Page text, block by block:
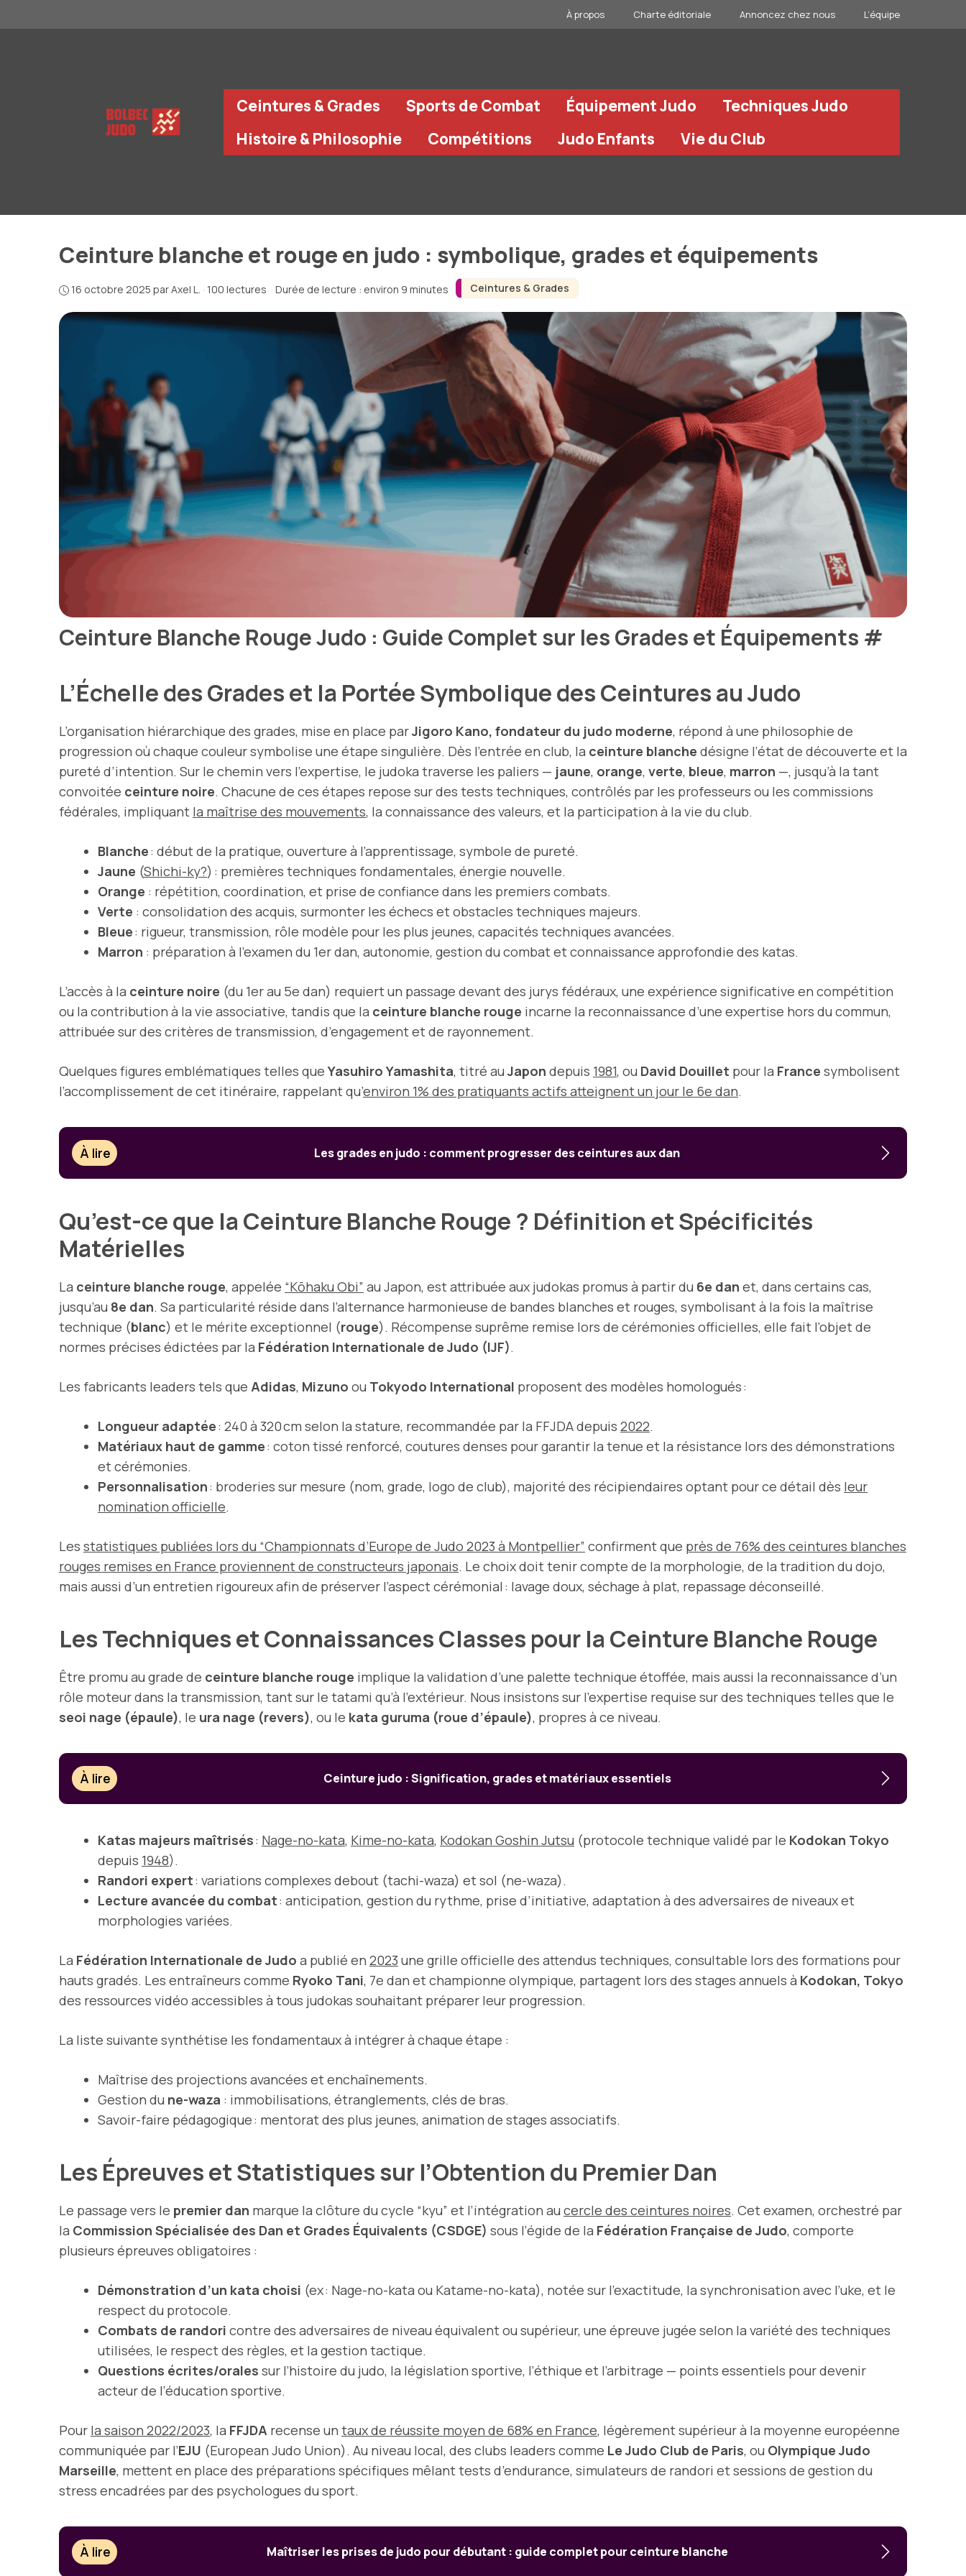
au
À propos Charte éditoriale Annoncez chez nous L’équipe
Ceintures & Grades Sports de Combat Équipement Judo
Techniques Judo
Histoire & Philosophie
Compétitions Judo Enfants Vie du Club
Ceintures & Grades
Ceinture blanche et rouge en judo : symbolique, grades et équipements
16 octobre 2025 parAxel L. · 100 lectures · Durée de lecture : environ 9 minutes
Ceinture Blanche Rouge Judo : Guide Complet sur les Grades et Équipements #
L’Échelle des Grades et la Portée Symbolique des Ceintures au Judo
L’organisation hiérarchique des grades, mise en place parJigoro Kano, fondateur du judo moderne, répond à une philosophie de
progression où chaque couleur symbolise une étape singulière. Dès l’entrée en club, la ceinture blanche désigne l’état de découverte et la
pureté d’intention. Sur le chemin vers l’expertise, le judoka traverse les paliers — jaune, orange, verte, bleue, marron —, jusqu’à la tant
convoitée ceinture noire. Chacune de ces étapes repose sur des tests techniques, contrôlés par les professeurs ou les commissions
fédérales, impliquant la maîtrise des mouvements, la connaissance des valeurs, et la participation à la vie du club.
Blanche: début de la pratique, ouverture à l’apprentissage, symbole de pureté.
Jaune (Shichi-ky?) : premières techniques fondamentales, énergie nouvelle.
Orange : répétition, coordination, et prise de confiance dans les premiers combats.
Verte : consolidation des acquis, surmonter les échecs et obstacles techniques majeurs.
Bleue: rigueur, transmission, rôle modèle pour les plus jeunes, capacités techniques avancées.
Marron : préparation à l’examen du 1er dan, autonomie, gestion du combat et connaissance approfondie des katas.
L’accès à la ceinture noire (du 1er au 5e dan) requiert un passage devant des jurys fédéraux, une expérience significative en compétition
ou la contribution à la vie associative, tandis que la ceinture blanche rouge incarne la reconnaissance d’une expertise hors du commun,
attribuée sur des critères de transmission, d’engagement et de rayonnement.
Quelques figures emblématiques telles queYasuhiro Yamashita, titré auJapon depuis 1981, ou David Douillet pour la France symbolisent
l’accomplissement de cet itinéraire, rappelant qu’environ 1% des pratiquants actifs atteignent un jour le 6e dan.
À lire Les grades en judo : comment progresser des ceintures aux dan
Qu’est-ce que la Ceinture Blanche Rouge ? Définition et Spécificités
Matérielles
La ceinture blanche rouge, appelée “Kōhaku Obi” au Japon, est attribuée aux judokas promus à partir du 6e dan et, dans certains cas,
jusqu’au 8e dan. Sa particularité réside dans l’alternance harmonieuse de bandes blanches et rouges, symbolisant à la fois la maîtrise
technique (blanc) et le mérite exceptionnel (rouge). Récompense suprême remise lors de cérémonies officielles, elle fait l’objet de
normes précises édictées par la Fédération Internationale de Judo (IJF).
Les fabricants leaders tels que Adidas, Mizuno ou Tokyodo International proposent des modèles homologués :
Longueur adaptée: 240 à 320 cm selon la stature, recommandée par la FFJDA depuis 2022.
Matériaux haut de gamme: coton tissé renforcé, coutures denses pour garantir la tenue et la résistance lors des démonstrations
et cérémonies.
Personnalisation: broderies sur mesure (nom, grade, logo de club), majorité des récipiendaires optant pour ce détail dès leur
nomination officielle.
Les statistiques publiées lors du “Championnats d’Europe de Judo 2023 à Montpellier” confirment que près de 76% des ceintures blanches
rouges remises en France proviennent de constructeurs japonais. Le choix doit tenir compte de la morphologie, de la tradition du dojo,
mais aussi d’un entretien rigoureux afin de préserver l’aspect cérémonial : lavage doux, séchage à plat, repassage déconseillé.
Les Techniques et Connaissances Classes pour la Ceinture Blanche Rouge
Être promu au grade de ceinture blanche rouge implique la validation d’une palette technique étoffée, mais aussi la reconnaissance d’un
rôle moteur dans la transmission, tant sur le tatami qu’à l’extérieur. Nous insistons sur l’expertise requise sur des techniques telles que le
seoi nage (épaule), le ura nage (revers), ou le kata guruma (roue d’épaule), propres à ce niveau.
À lire Ceinture judo : Signification, grades et matériaux essentiels
Katas majeurs maîtrisés: Nage-no-kata, Kime-no-kata, Kodokan Goshin Jutsu (protocole technique validé par le Kodokan Tokyo
depuis 1948).
Randori expert: variations complexes debout (tachi-waza) et sol (ne-waza).
Lecture avancée du combat: anticipation, gestion du rythme, prise d’initiative, adaptation à des adversaires de niveaux et
morphologies variées.
La Fédération Internationale de Judo a publié en 2023 une grille officielle des attendus techniques, consultable lors des formations pour
hauts gradés. Les entraîneurs comme Ryoko Tani, 7e dan et championne olympique, partagent lors des stages annuels à Kodokan, Tokyo
des ressources vidéo accessibles à tous judokas souhaitant préparer leur progression.
La liste suivante synthétise les fondamentaux à intégrer à chaque étape :
Maîtrise des projections avancées et enchaînements.
Gestion du ne-waza : immobilisations, étranglements, clés de bras.
Savoir-faire pédagogique : mentorat des plus jeunes, animation de stages associatifs.
Les Épreuves et Statistiques sur l’Obtention du Premier Dan
Le passage vers le premier dan marque la clôture du cycle “kyu” et l’intégration au cercle des ceintures noires. Cet examen, orchestré par
la Commission Spécialisée des Dan et Grades Équivalents (CSDGE) sous l’égide de la Fédération Française de Judo, comporte
plusieurs épreuves obligatoires :
Démonstration d’un kata choisi (ex : Nage-no-kata ou Katame-no-kata), notée sur l’exactitude, la synchronisation avec l’uke, et le
respect du protocole.
Combats de randori contre des adversaires de niveau équivalent ou supérieur, une épreuve jugée selon la variété des techniques
utilisées, le respect des règles, et la gestion tactique.
Questions écrites/orales sur l’histoire du judo, la législation sportive, l’éthique et l’arbitrage — points essentiels pour devenir
acteur de l’éducation sportive.
Pour la saison 2022/2023, la FFJDA recense un taux de réussite moyen de 68% en France, légèrement supérieur à la moyenne européenne
communiquée par l’EJU (European Judo Union). Au niveau local, des clubs leaders comme Le Judo Club de Paris, ou Olympique Judo
Marseille, mettent en place des préparations spécifiques mêlant tests d’endurance, simulateurs de randori et sessions de gestion du
stress encadrées par des psychologues du sport.
À lire Maîtriser les prises de judo pour débutant : guide complet pour ceinture blanche